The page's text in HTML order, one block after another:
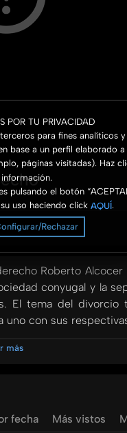
POR TU PRIVACIDAD
para fines analíticos y
base a un perfil elaborado
páginas visitadas). Haz
pulsando el botón
uso haciendo click AQUÍ.
Rechazar
Roberto
conyugal y la
El tema del
con sus
quienes buscan
más
fecha Más vistos